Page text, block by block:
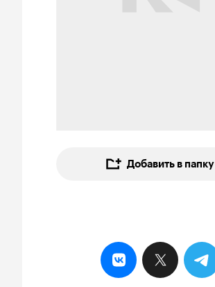
Добавить в папку